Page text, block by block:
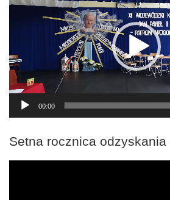
00:00
Setna rocznica odzyskania